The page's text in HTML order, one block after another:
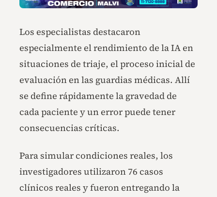
Los especialistas destacaron
especialmente el rendimiento de la IA en
situaciones de triaje, el proceso inicial de
evaluación en las guardias médicas. Allí
se define rápidamente la gravedad de
cada paciente y un error puede tener
consecuencias críticas.
Para simular condiciones reales, los
investigadores utilizaron 76 casos
clínicos reales y fueron entregando la